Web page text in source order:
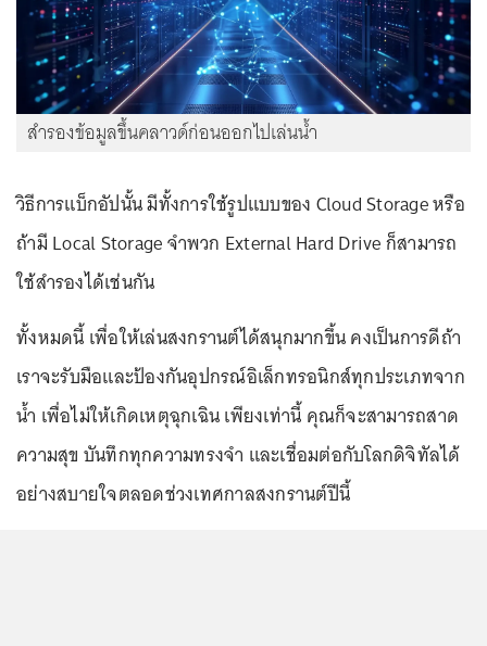
สำรองข้อมูลขึ้นคลาวด์ก่อนออกไปเล่นน้ำ
วิธีการแบ็กอัปนั้น มีทั้งการใช้รูปแบบของ Cloud Storage หรือ
ถ้ามี Local Storage จำพวก External Hard Drive ก็สามารถ
ใช้สำรองได้เช่นกัน
ทั้งหมดนี้ เพื่อให้เล่นสงกรานต์ได้สนุกมากขึ้น คงเป็นการดีถ้า
เราจะรับมือและป้องกันอุปกรณ์อิเล็กทรอนิกส์ทุกประเภทจาก
น้ำ เพื่อไม่ให้เกิดเหตุฉุกเฉิน เพียงเท่านี้ คุณก็จะสามารถสาด
ความสุข บันทึกทุกความทรงจำ และเชื่อมต่อกับโลกดิจิทัลได้
อย่างสบายใจตลอดช่วงเทศกาลสงกรานต์ปีนี้